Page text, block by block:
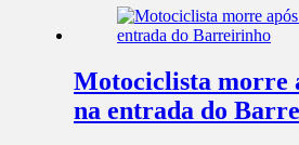
Motociclista morre
na entrada do